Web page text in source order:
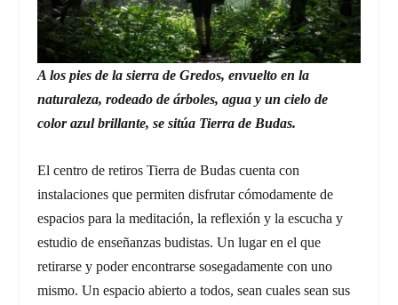
A los pies de la sierra de Gredos, envuelto en la
naturaleza, rodeado de árboles, agua y un cielo de
color azul brillante, se sitúa Tierra de Budas.
El centro de retiros Tierra de Budas cuenta con
instalaciones que permiten disfrutar cómodamente de
espacios para la meditación, la reflexión y la escucha y
estudio de enseñanzas budistas. Un lugar en el que
retirarse y poder encontrarse sosegadamente con uno
mismo. Un espacio abierto a todos, sean cuales sean sus